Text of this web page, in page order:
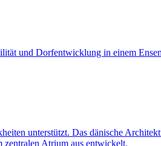
und Dorfentwicklung in einem
unterstützt. Das dänische
zentralen Atrium aus entwickelt.